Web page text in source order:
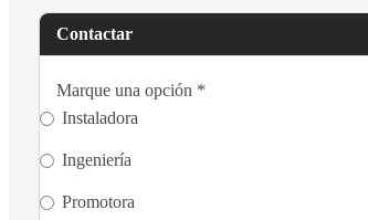
Contactar
Marque una opción *
Instaladora
Ingeniería
Promotora